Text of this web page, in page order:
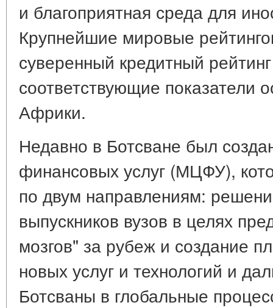
и благоприятная среда для
Крупнейшие мировые
суверенный кредитный
соответствующие показатели
Африки.
Недавно в Ботсване был
финансовых услуг (МЦФУ),
по двум направлениям:
выпускников вузов в целях
мозгов" за рубеж и создание
новых услуг и технологий и
Ботсваны в глобальные